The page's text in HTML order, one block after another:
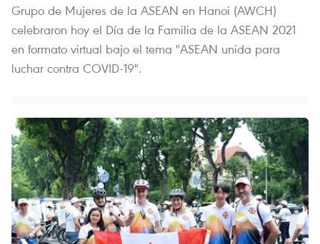
Grupo de Mujeres de la ASEAN en Hanoi (AWCH)
celebraron hoy el Día de la Familia de la ASEAN 2021
en formato virtual bajo el tema "ASEAN unida para
luchar contra COVID-19".